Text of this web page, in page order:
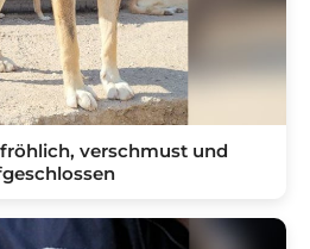
verschmust und